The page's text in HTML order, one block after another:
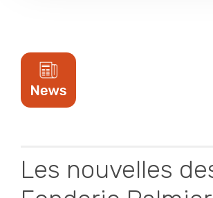
Les nouvelles